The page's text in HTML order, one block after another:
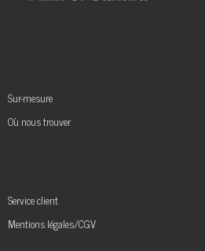
Sur-mesure
Où nous trouver
Service client
Mentions légales/CGV